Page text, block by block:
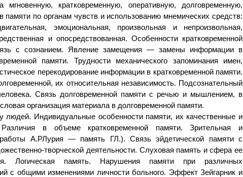
кратковременную, оперативную, долговременную,
памяти по органам чувств и использованию мнемических средств:
эмоциональная, произвольная и непроизвольная,
и опосредствованная. Особенности кратковременной
с сознанием. Явление замещения — замены информации в
памяти. Трудности механического запоминания имен,
перекодирование информации в кратковременной памяти.
их относительная независимость. Подсознательный
Связь долговременной памяти с речью и мышлением, в
организация материала в долговременной памяти.
людей. Индивидуальные особенности памяти, их качественные и
Различия в объеме кратковременной памяти. Зрительная и
А.РЛурия — память ГЛ.). Связь эйдетической памяти с
творческой деятельности. Слуховая память и сфера ее
Логическая память. Нарушения памяти при различных
с общими изменениями личности больного. Эффект Зейгарник и